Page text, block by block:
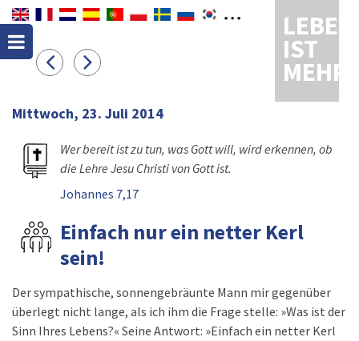
LEBEN
IST
MEHR
Mittwoch, 23. Juli 2014
Wer bereit ist zu tun, was Gott will, wird erkennen, ob
die Lehre Jesu Christi von Gott ist.
Johannes 7,17
Einfach nur ein netter Kerl
sein!
Der sympathische, sonnengebräunte Mann mir gegenüber
überlegt nicht lange, als ich ihm die Frage stelle: »Was ist der
Sinn Ihres Lebens?« Seine Antwort: »Einfach ein netter Kerl